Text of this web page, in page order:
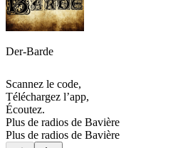
Der-Barde
Scannez le code,
Téléchargez l’app,
Écoutez.
Plus de radios de Bavière
Plus de radios de Bavière